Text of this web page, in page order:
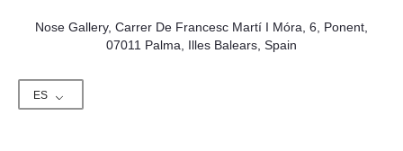
Nose Gallery, Carrer De Francesc Martí I Móra, 6, Ponent,
07011 Palma, Illes Balears, Spain
ES